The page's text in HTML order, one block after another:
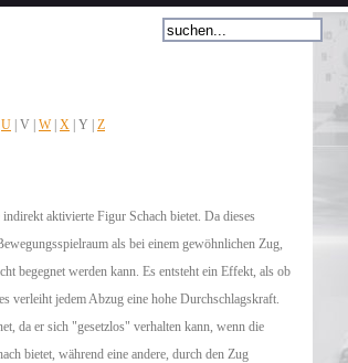
U | V | W| X | Y | Z
aktivierte Figur Schach bietet. Da dieses
als bei einem gewöhnlichen Zug,
begegnet werden kann. Es entsteht ein Effekt, als ob
verleiht jedem Abzug eine hohe Durchschlagskraft.
da er sich "gesetzlos" verhalten kann, wenn die
bietet, während eine andere, durch den Zug